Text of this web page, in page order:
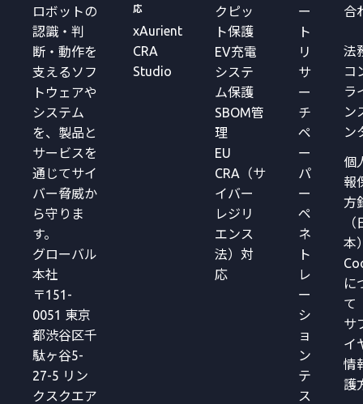
ロボットの
認識・判
断・動作を
支えるソフ
トウェアや
システム
を、製品と
サービスを
通じてサイ
バー脅威か
ら守りま
す。
グローバル
本社
〒151-
0051 東京
都渋谷区千
駄ヶ谷5-
27-5 リン
クスクエア
応
xAurient
CRA
Studio
クピッ
ト保護
EV充電
システ
ム保護
SBOM管
理
EU
CRA（サ
イバー
レジリ
エンス
法）対
応
ー
ト
リ
サ
ー
チ
ペ
ー
パ
ー
ペ
ネ
ト
レ
ー
シ
ョ
ン
テ
ス
合
法
コ
ラ
ン
ン
個
報
方
（
本
に
て
サ
イ
情
護